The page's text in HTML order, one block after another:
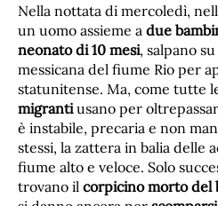
Nella nottata di mercoledì,
un uomo assieme a due
neonato di 10 mesi, salpano
messicana del fiume Rio per
statunitense. Ma, come tutte
migrantiusano per
è instabile, precaria e non
stessi, la zattera in balia delle
fiume alto e veloce. Solo
trovano il corpicino morto del